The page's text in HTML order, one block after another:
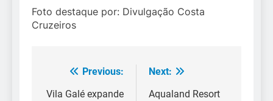
Foto destaque por: Divulgação Costa
Cruzeiros
Navegação
de
Previous:
Vila Galé expande
Next:
Aqualand Resort